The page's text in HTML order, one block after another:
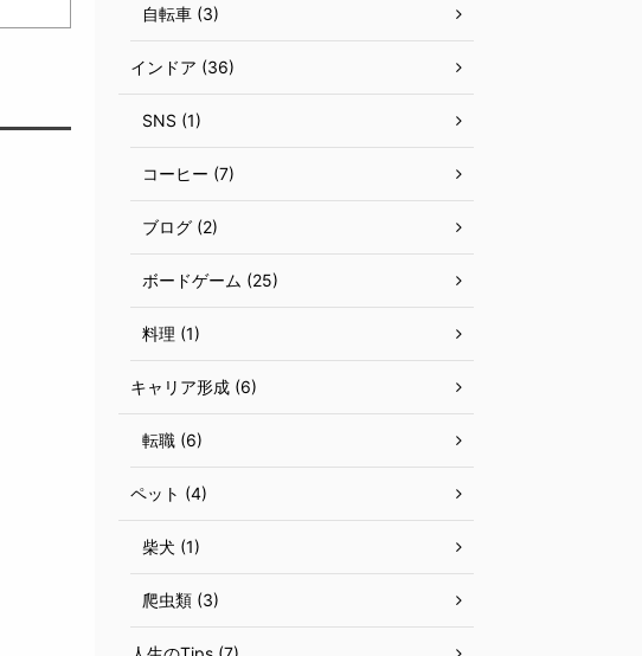
自転車 (3)
インドア (36)
SNS (1)
コーヒー (7)
ブログ (2)
ボードゲーム (25)
料理 (1)
キャリア形成 (6)
転職 (6)
ペット (4)
柴犬 (1)
爬虫類 (3)